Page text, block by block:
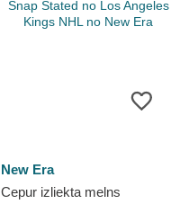
New Era
Cepur izliekta melns